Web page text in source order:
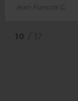
Jean-François G.